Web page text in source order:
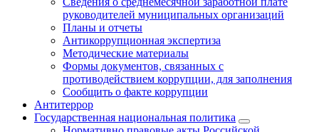
руководителей муниципальных организаций
Планы и отчеты
Антикоррупционная экспертиза
Методические материалы
Формы документов, связанных с
противодействием коррупции, для заполнения
Сообщить о факте коррупции
Антитеррор
Государственная национальная политика